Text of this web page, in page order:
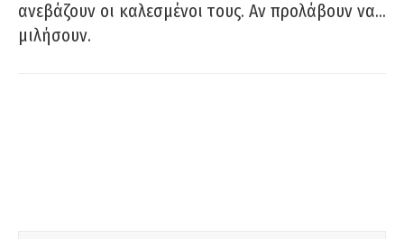
ανεβάζουν οι καλεσμένοι τους. Αν προλάβουν να…
μιλήσουν.